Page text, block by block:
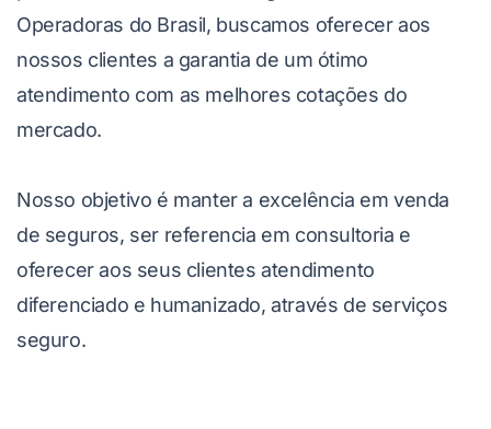
Operadoras do Brasil, buscamos oferecer aos
nossos clientes a garantia de um ótimo
atendimento com as melhores cotações do
mercado.
Nosso objetivo é manter a excelência em venda
de seguros, ser referencia em consultoria e
oferecer aos seus clientes atendimento
diferenciado e humanizado, através de serviços
seguro.